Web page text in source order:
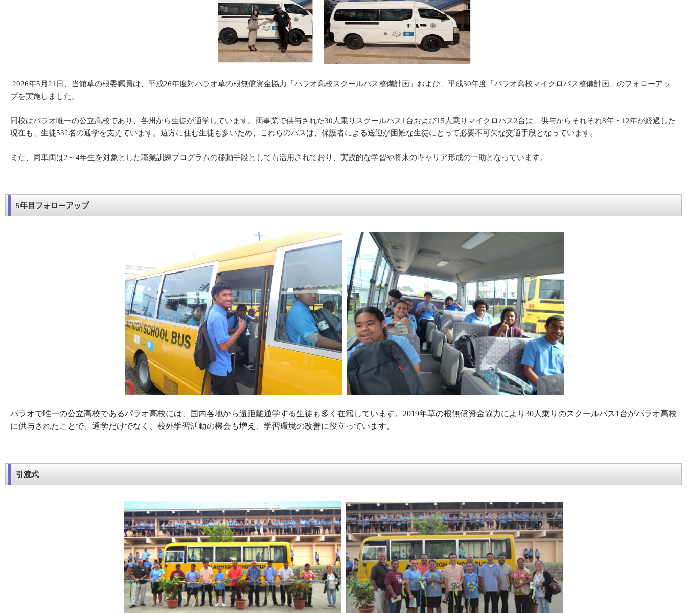
2026年5月21日、当館草の根委嘱員は、平成26年度対パラオ草の根無償資金協力「パラオ高校スクールバス整備計画」および、平成30年度「パラオ高校マイクロバス整備計画」のフォローアッ
プを実施しました。
同校はパラオ唯一の公立高校であり、各州から生徒が通学しています。両事業で供与された30人乗りスクールバス1台および15人乗りマイクロバス2台は、供与からそれぞれ8年・12年が経過した
現在も、生徒532名の通学を支えています。遠方に住む生徒も多いため、これらのバスは、保護者による送迎が困難な生徒にとって必要不可欠な交通手段となっています。
また、同車両は2～4年生を対象とした職業訓練プログラムの移動手段としても活用されており、実践的な学習や将来のキャリア形成の一助となっています。
5年目フォローアップ
パラオで唯一の公立高校であるパラオ高校には、国内各地から遠距離通学する生徒も多く在籍しています。2019年草の根無償資金協力により30人乗りのスクールバス1台がパラオ高校
に供与されたことで、通学だけでなく、校外学習活動の機会も増え、学習環境の改善に役立っています。
引渡式